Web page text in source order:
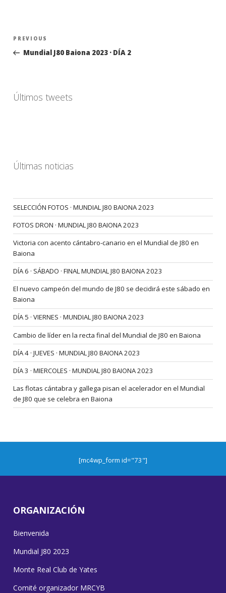
Navegación
entradas
Previous
Post
PREVIOUS
Mundial J80 Baiona 2023 · DÍA 2
Últimos tweets
Últimas noticias
SELECCIÓN FOTOS · MUNDIAL J80 BAIONA 2023
FOTOS DRON · MUNDIAL J80 BAIONA 2023
Victoria con acento cántabro-canario en el Mundial de J80 en
Baiona
DÍA 6 · SÁBADO · FINAL MUNDIAL J80 BAIONA 2023
El nuevo campeón del mundo de J80 se decidirá este sábado en
Baiona
DÍA 5 · VIERNES · MUNDIAL J80 BAIONA 2023
Cambio de líder en la recta final del Mundial de J80 en Baiona
DÍA 4 · JUEVES · MUNDIAL J80 BAIONA 2023
DÍA 3 · MIERCOLES · MUNDIAL J80 BAIONA 2023
Las flotas cántabra y gallega pisan el acelerador en el Mundial
de J80 que se celebra en Baiona
[mc4wp_form id="73"]
ORGANIZACIÓN
Bienvenida
Mundial J80 2023
Monte Real Club de Yates
Comité organizador MRCYB